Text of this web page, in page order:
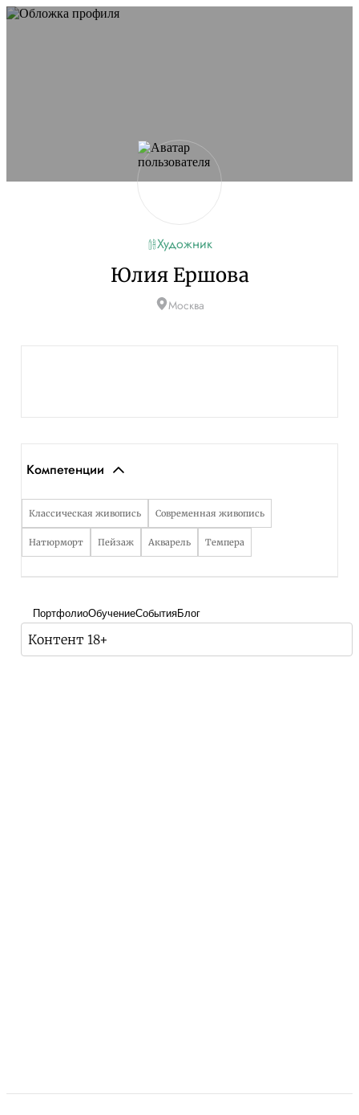
Художник
Юлия Ершова
Москва
Компетенции
Классическая живопись Современная живопись
Натюрморт Пейзаж Акварель Темпера
ПортфолиоОбучениеСобытияБлог
Контент 18+